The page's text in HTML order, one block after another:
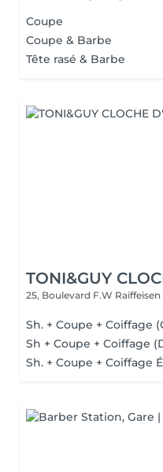
Coupe
Coupe & Barbe
Tête rasé & Barbe
TONI&GUY
25, Boulevard F.W Raiffeisen
Sh. + Coupe + Coiffage
Sh + Coupe + Coiffage
Sh. + Coupe + Coiffage